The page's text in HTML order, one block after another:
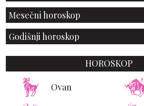
Mesečni horoskop
Godišnji horoskop
HOROSKOP
Ovan